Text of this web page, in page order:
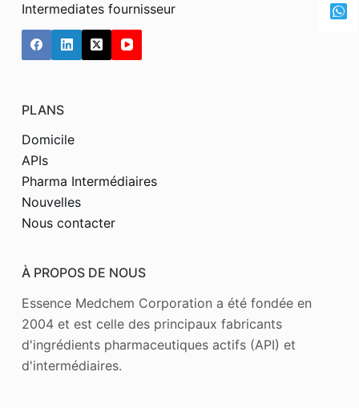
Intermediates fournisseur
PLANS
Domicile
APIs
Pharma Intermédiaires
Nouvelles
Nous contacter
À PROPOS DE NOUS
Essence Medchem Corporation a été fondée en
2004 et est celle des principaux fabricants
d'ingrédients pharmaceutiques actifs (API) et
d'intermédiaires.